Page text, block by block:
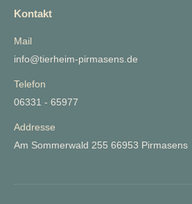
Kontakt
Mail
info@tierheim-pirmasens.de
Telefon
06331 - 65977
Addresse
Am Sommerwald 255 66953 Pirmasens